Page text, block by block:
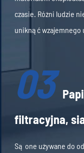
czasie. Różni ludzie
uniknąć wzajemnego
03
filtracyjna,
Są one używane do